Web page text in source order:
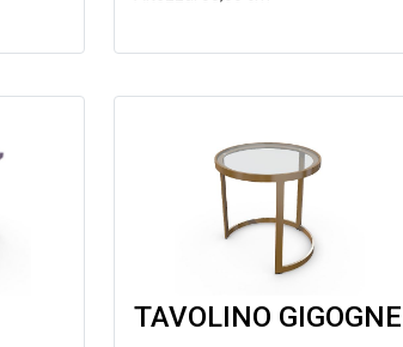
TAVOLINO GIGOGNE